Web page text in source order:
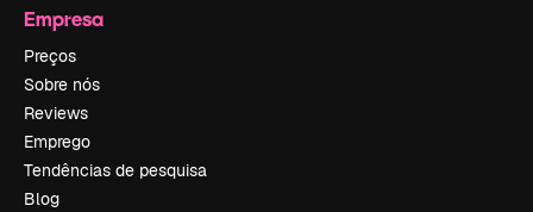
Empresa
Preços
Sobre nós
Reviews
Emprego
Tendências de pesquisa
Blog